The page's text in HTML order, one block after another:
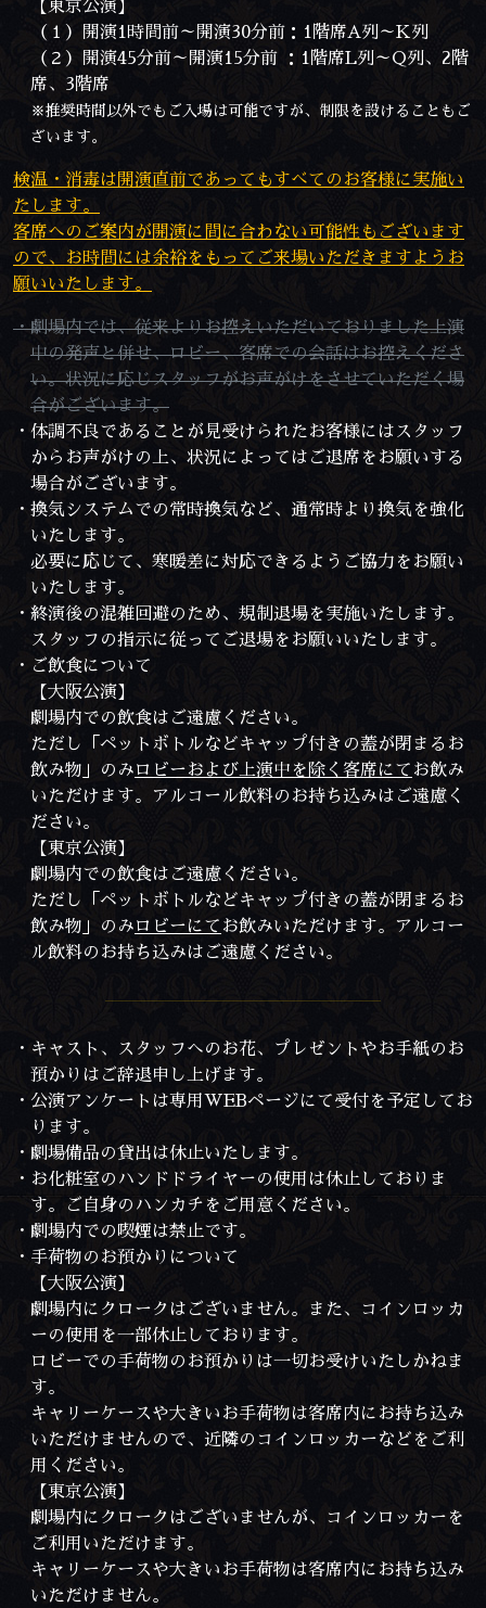
【東京公演】
（１）開演1時間前～開演30分前：1階席A列～K列
（２）開演45分前～開演15分前 ：1階席L列～Q列、2階
席、3階席
※推奨時間以外でもご入場は可能ですが、制限を設けることもご
ざいます。
検温・消毒は開演直前であってもすべてのお客様に実施い
たします。
客席へのご案内が開演に間に合わない可能性もございます
ので、お時間には余裕をもってご来場いただきますようお
願いいたします。
・劇場内では、従来よりお控えいただいておりました上演
中の発声と併せ、ロビー、客席での会話はお控えくださ
い。状況に応じスタッフがお声がけをさせていただく場
合がございます。
・体調不良であることが見受けられたお客様にはスタッフ
からお声がけの上、状況によってはご退席をお願いする
場合がございます。
・換気システムでの常時換気など、通常時より換気を強化
いたします。
必要に応じて、寒暖差に対応できるようご協力をお願い
いたします。
・終演後の混雑回避のため、規制退場を実施いたします。
スタッフの指示に従ってご退場をお願いいたします。
・ご飲食について
【大阪公演】
劇場内での飲食はご遠慮ください。
ただし「ペットボトルなどキャップ付きの蓋が閉まるお
飲み物」のみロビーおよび上演中を除く客席にて お飲み
いただけます。アルコール飲料のお持ち込みはご遠慮く
ださい。
【東京公演】
劇場内での飲食はご遠慮ください。
ただし「ペットボトルなどキャップ付きの蓋が閉まるお
飲み物」のみロビーにて お飲みいただけます。アルコー
ル飲料のお持ち込みはご遠慮ください。
・キャスト、スタッフへのお花、プレゼントやお手紙のお
預かりはご辞退申し上げます。
・公演アンケートは専用WEBページにて受付を予定してお
ります。
・劇場備品の貸出は休止いたします。
・お化粧室のハンドドライヤーの使用は休止しておりま
す。ご自身のハンカチをご用意ください。
・劇場内での喫煙は禁止です。
・手荷物のお預かりについて
【大阪公演】
劇場内にクロークはございません。また、コインロッカ
ーの使用を一部休止しております。
ロビーでの手荷物のお預かりは一切お受けいたしかねま
す。
キャリーケースや大きいお手荷物は客席内にお持ち込み
いただけませんので、近隣のコインロッカーなどをご利
用ください。
【東京公演】
劇場内にクロークはございませんが、コインロッカーを
ご利用いただけます。
キャリーケースや大きいお手荷物は客席内にお持ち込み
いただけません。